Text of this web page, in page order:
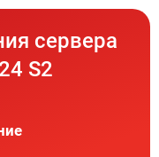
сервера
S2